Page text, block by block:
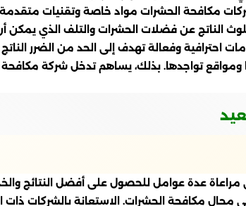
مكافحة الحشرات مواد خاصة وتقنيات
الناتج عن فضلات الحشرات والتلف الذي يمكن
احترافية وفعالة تهدف إلى الحد من الضرر
تواجدها. بذلك، يساهم تدخل شركة
عدة عوامل للحصول على أفضل النتائج
مجال مكافحة الحشرات. الاستعانة بالشركات